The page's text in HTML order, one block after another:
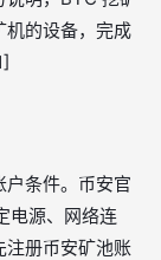
机的设备，完成
条件。币安官
电源、网络连
注册币安矿池账